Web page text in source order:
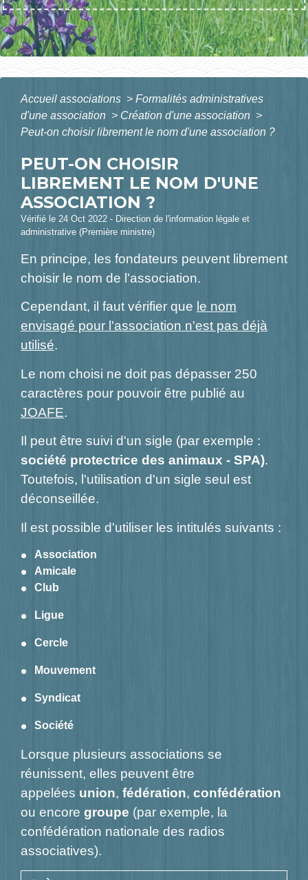
Accueil associations > Formalités administratives
d'une association > Création d'une association >
Peut-on choisir librement le nom d'une association ?
PEUT-ON CHOISIR
LIBREMENT LE NOM D'UNE
ASSOCIATION ?
Vérifié le 24 Oct 2022 - Direction de l'information légale et
administrative (Première ministre)
En principe, les fondateurs peuvent librement
choisir le nom de l'association.
Cependant, il faut vérifier que le nom
envisagé pour l'association n'est pas déjà
utilisé.
Le nom choisi ne doit pas dépasser 250
caractères pour pouvoir être publié au
JOAFE.
Il peut être suivi d'un sigle (par exemple :
société protectrice des animaux - SPA).
Toutefois, l'utilisation d'un sigle seul est
déconseillée.
Il est possible d'utiliser les intitulés suivants :
Association
Amicale
Club
Ligue
Cercle
Mouvement
Syndicat
Société
Lorsque plusieurs associations se
réunissent, elles peuvent être
appelées union, fédération, confédération
ou encore groupe (par exemple, la
confédération nationale des radios
associatives).